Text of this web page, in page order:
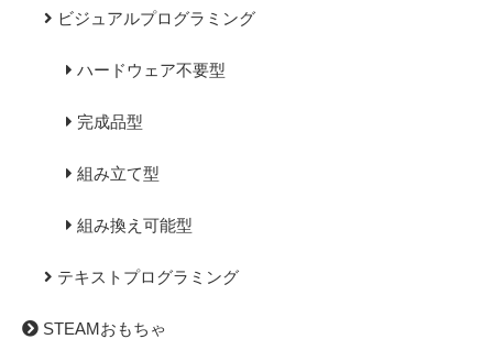
ビジュアルプログラミング
ハードウェア不要型
完成品型
組み立て型
組み換え可能型
テキストプログラミング
STEAMおもちゃ